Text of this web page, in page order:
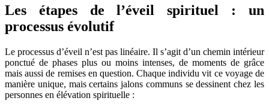
Les étapes de l’éveil spirituel : un
processus évolutif
Le processus d’éveil n’est pas linéaire. Il s’agit d’un chemin intérieur
ponctué de phases plus ou moins intenses, de moments de grâce
mais aussi de remises en question. Chaque individu vit ce voyage de
manière unique, mais certains jalons communs se dessinent chez les
personnes en élévation spirituelle :